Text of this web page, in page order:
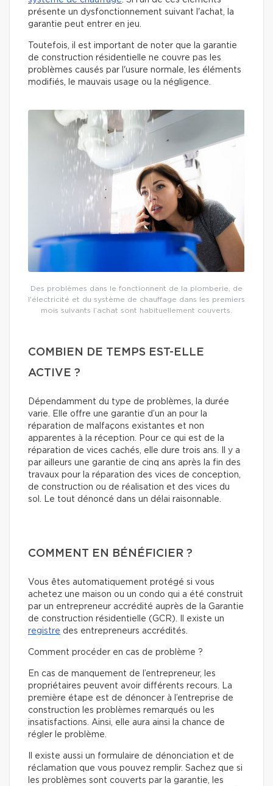
présente un dysfonctionnement suivant l'achat, la
garantie peut entrer en jeu.
Toutefois, il est important de noter que la garantie
de construction résidentielle ne couvre pas les
problèmes causés par l'usure normale, les éléments
modifiés, le mauvais usage ou la négligence.
Des problèmes dans le fonctionnent de la plomberie, de
l'électricité et du système de chauffage dans les premiers
mois suivants l’achat sont habituellement couverts.
COMBIEN DE TEMPS EST-ELLE
ACTIVE ?
Dépendamment du type de problèmes, la durée
varie. Elle offre une garantie d’un an pour la
réparation de malfaçons existantes et non
apparentes à la réception. Pour ce qui est de la
réparation de vices cachés, elle dure trois ans. Il y a
par ailleurs une garantie de cinq ans après la fin des
travaux pour la réparation des vices de conception,
de construction ou de réalisation et des vices du
sol. Le tout dénoncé dans un délai raisonnable.
COMMENT EN BÉNÉFICIER ?
Vous êtes automatiquement protégé si vous
achetez une maison ou un condo qui a été construit
par un entrepreneur accrédité auprès de la Garantie
de construction résidentielle (GCR). Il existe un
registre des entrepreneurs accrédités.
Comment procéder en cas de problème ?
En cas de manquement de l’entrepreneur, les
propriétaires peuvent avoir différents recours. La
première étape est de dénoncer à l’entreprise de
construction les problèmes remarqués ou les
insatisfactions. Ainsi, elle aura ainsi la chance de
régler le problème.
Il existe aussi un formulaire de dénonciation et de
réclamation que vous pouvez remplir. Sachez que si
les problèmes sont couverts par la garantie, les